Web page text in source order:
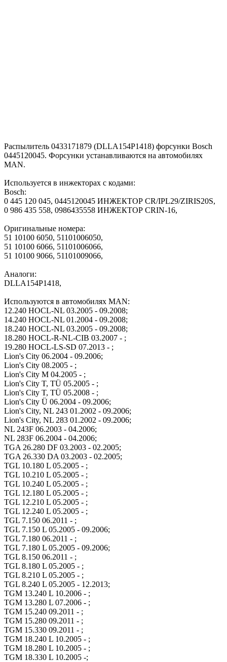
Распылитель 0433171879 (DLLA154P1418) форсунки Bosch
0445120045. Форсунки устанавливаются на автомобилях
MAN.
Используется в инжекторах с кодами:
Bosch:
0 445 120 045, 0445120045 ИНЖЕКТОР CR/IPL29/ZIRIS20S,
0 986 435 558, 0986435558 ИНЖЕКТОР CRIN-16,
Оригинальные номера:
51 10100 6050, 51101006050,
51 10100 6066, 51101006066,
51 10100 9066, 51101009066,
Аналоги:
DLLA154P1418,
Используются в автомобилях MAN:
12.240 HOCL-NL 03.2005 - 09.2008;
14.240 HOCL-NL 01.2004 - 09.2008;
18.240 HOCL-NL 03.2005 - 09.2008;
18.280 HOCL-R-NL-CIB 03.2007 - ;
19.280 HOCL-LS-SD 07.2013 - ;
Lion's City 06.2004 - 09.2006;
Lion's City 08.2005 - ;
Lion's City M 04.2005 - ;
Lion's City T, TÜ 05.2005 - ;
Lion's City T, TÜ 05.2008 - ;
Lion's City Ü 06.2004 - 09.2006;
Lion's City, NL 243 01.2002 - 09.2006;
Lion's City, NL 283 01.2002 - 09.2006;
NL 243F 06.2003 - 04.2006;
NL 283F 06.2004 - 04.2006;
TGA 26.280 DF 03.2003 - 02.2005;
TGA 26.330 DA 03.2003 - 02.2005;
TGL 10.180 L 05.2005 - ;
TGL 10.210 L 05.2005 - ;
TGL 10.240 L 05.2005 - ;
TGL 12.180 L 05.2005 - ;
TGL 12.210 L 05.2005 - ;
TGL 12.240 L 05.2005 - ;
TGL 7.150 06.2011 - ;
TGL 7.150 L 05.2005 - 09.2006;
TGL 7.180 06.2011 - ;
TGL 7.180 L 05.2005 - 09.2006;
TGL 8.150 06.2011 - ;
TGL 8.180 L 05.2005 - ;
TGL 8.210 L 05.2005 - ;
TGL 8.240 L 05.2005 - 12.2013;
TGM 13.240 L 10.2006 - ;
TGM 13.280 L 07.2006 - ;
TGM 15.240 09.2011 - ;
TGM 15.280 09.2011 - ;
TGM 15.330 09.2011 - ;
TGM 18.240 L 10.2005 - ;
TGM 18.280 L 10.2005 - ;
TGM 18.330 L 10.2005 -;